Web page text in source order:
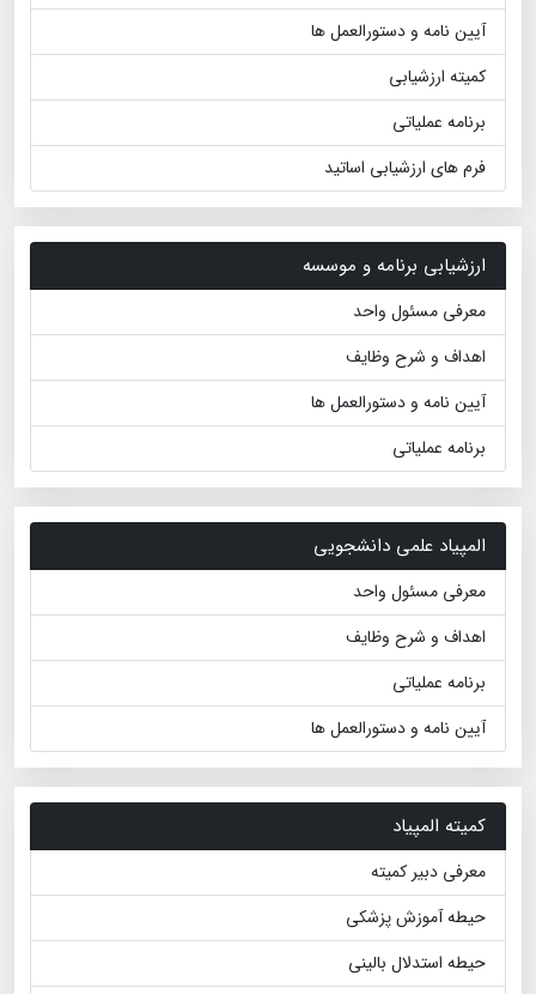
آیین نامه و دستورالعمل ها
کمیته ارزشیابی
برنامه عملیاتی
فرم های ارزشیابی اساتید
ارزشیابی برنامه و موسسه
معرفی مسئول واحد
اهداف و شرح وظایف
آیین نامه و دستورالعمل ها
برنامه عملیاتی
المپیاد علمی دانشجویی
معرفی مسئول واحد
اهداف و شرح وظایف
برنامه عملیاتی
آیین نامه و دستورالعمل ها
کمیته المپیاد
معرفی دبیر کمیته
حیطه آموزش پزشکی
حیطه استدلال بالینی